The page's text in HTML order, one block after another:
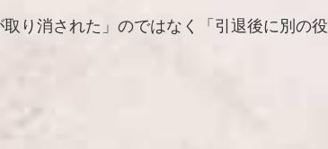
り消された」のではなく「引退後に別の役